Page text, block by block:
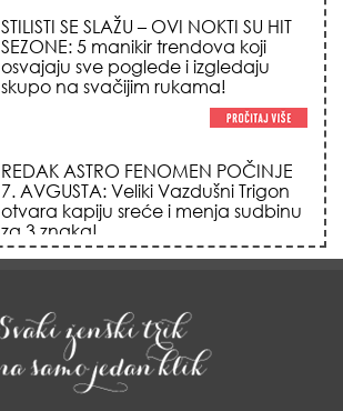
7. AVGUSTA: Veliki Vazdušni Trigon
otvara kapiju sreće i menja sudbinu
za 3 znaka!
OVO ČUDO OD 200 DINARA: Trik sa
peškirom i ledom koji rashlađuje stan
na +35 za 10 minuta (BEZ KLIME)!
ako želite da vam kosa raste kao iz
vode i privučete novu ljubav!